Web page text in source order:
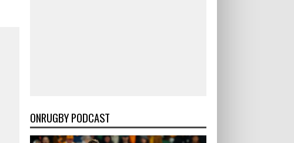
ONRUGBY PODCAST